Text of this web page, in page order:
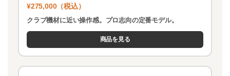
¥275,000（税込）
クラブ機材に近い操作感。プロ志向の定番モデル。
商品を見る